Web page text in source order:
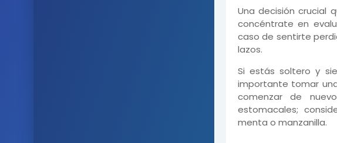
Una decisión crucial
concéntrate en
caso de sentirte
lazos.
Si estás soltero y
importante tomar
comenzar de
estomacales;
menta o manzanilla.